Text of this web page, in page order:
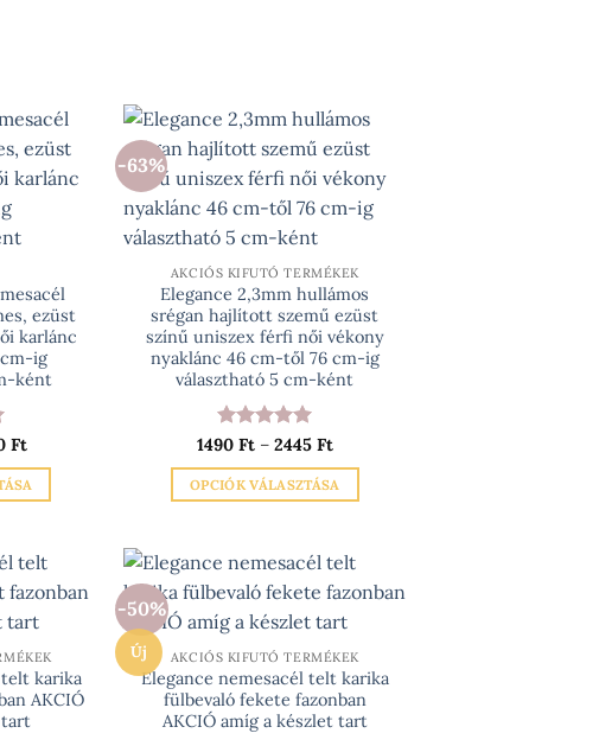
ezüst
karlánc
ig
ként
FtÁrtartomány:
-
6990 Ft
-63%
AKCIÓS KIFUTÓ TERMÉKEK
Elegance 2,3mm hullámos
srégan hajlított szemű ezüst
színű uniszex férfi női vékony
nyaklánc 46 cm-től 76 cm-ig
választható 5 cm-ként
Értékelés:5
1490 Ft – 2445 FtÁrtartomány:
-
2445 Ft
OPCIÓK VÁLASZTÁSA
terméknek
több
variációja
van.
A
változatok
a
karika
AKCIÓ
tart
-50%
Új AKCIÓS KIFUTÓ TERMÉKEK
Elegance nemesacél telt karika
fülbevaló fekete fazonban
AKCIÓ amíg a készlet tart